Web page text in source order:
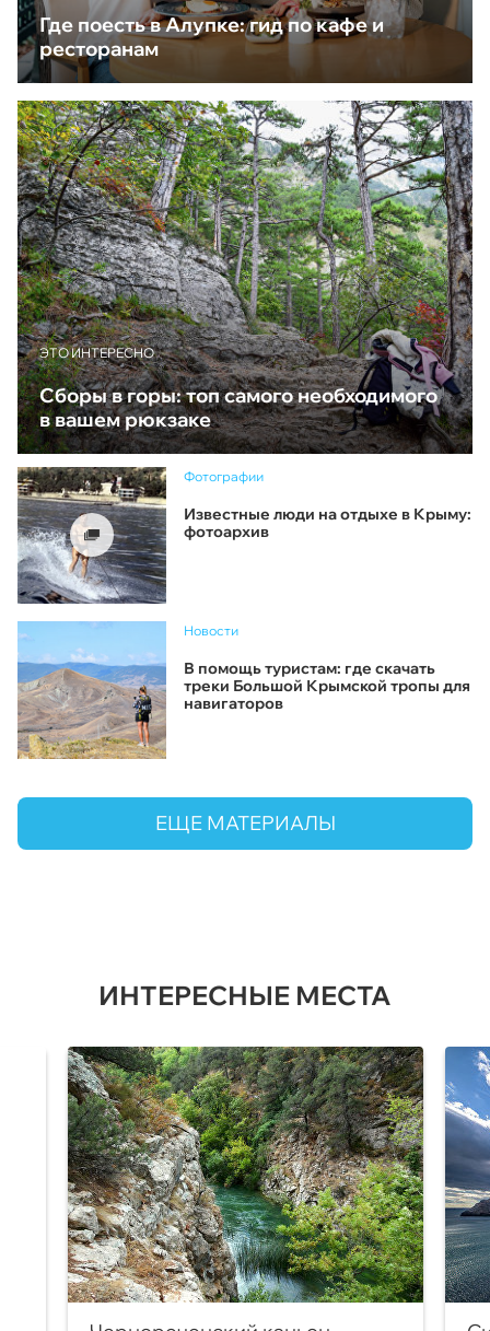
Где поесть в Алупке: гид по кафе и
ресторанам
ЭТО ИНТЕРЕСНО
Сборы в горы: топ самого необходимого
в вашем рюкзаке
Фотографии
Известные люди на отдыхе в Крыму:
фотоархив
Новости
В помощь туристам: где скачать
треки Большой Крымской тропы для
навигаторов
ЕЩЕ МАТЕРИАЛЫ
ИНТЕРЕСНЫЕ МЕСТА